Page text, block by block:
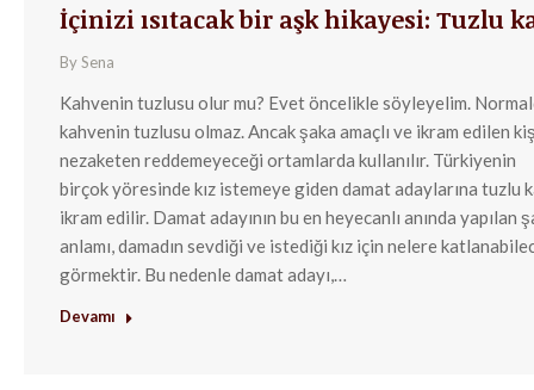
İçinizi ısıtacak bir aşk hikayesi: Tuzlu
BySena
Kahvenin tuzlusu olur mu? Evet öncelikle söyleyelim.
kahvenin tuzlusu olmaz. Ancak şaka amaçlı ve ikram edilen
nezaketen reddemeyeceği ortamlarda kullanılır. Türkiyenin
birçok yöresinde kız istemeye giden damat adaylarına tuzlu
ikram edilir. Damat adayının bu en heyecanlı anında yapılan
anlamı, damadın sevdiği ve istediği kız için nelere
görmektir. Bu nedenle damat adayı,…
Devamı